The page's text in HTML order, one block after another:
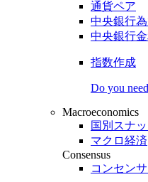
通貨ペア
中央銀行
中央銀行金
指数作成
Do you
Macroeconomics
国別スナ
マクロ経済
Consensus
コンセン